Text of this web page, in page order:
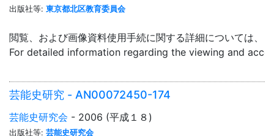
出版社等: 東京都北区教育委員会
閲覧、および画像資料使用手続に関する詳細については、「
For detailed information regarding the viewing and
芸能史研究 - AN00072450-174
芸能史研究会 - 2006 (平成１８)
出版社等: 芸能史研究会